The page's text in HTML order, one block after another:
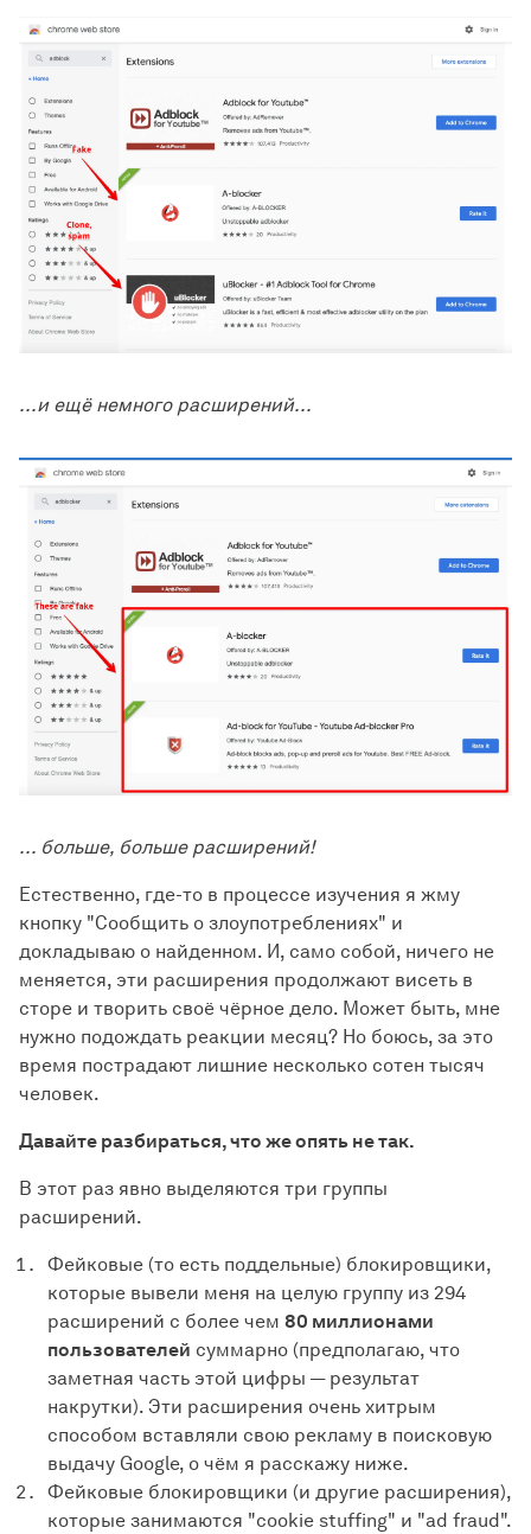
...и ещё немного расширений...
... больше, больше расширений!
Естественно, где-то в процессе изучения я жму
кнопку "Сообщить о злоупотреблениях" и
докладываю о найденном. И, само собой, ничего не
меняется, эти расширения продолжают висеть в
сторе и творить своё чёрное дело. Может быть, мне
нужно подождать реакции месяц? Но боюсь, за это
время пострадают лишние несколько сотен тысяч
человек.
Давайте разбираться, что же опять не так.
В этот раз явно выделяются три группы
расширений.
Фейковые (то есть поддельные) блокировщики,
которые вывели меня на целую группу из 294
расширений с более чем 80 миллионами
пользователей суммарно (предполагаю, что
заметная часть этой цифры — результат
накрутки). Эти расширения очень хитрым
способом вставляли свою рекламу в поисковую
выдачу Google, о чём я расскажу ниже.
Фейковые блокировщики (и другие расширения),
которые занимаются "cookie stuffing" и "ad fraud".